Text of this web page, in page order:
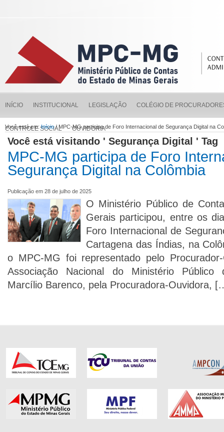
INÍCIO INSTITUCIONAL LEGISLAÇÃO COLÉGIO DE
CONTROLE SOCIAL OUVIDORIA
Você está em:Início/ MPC-MG participa de Foro Internacional de Segurança Digital na
Você está visitando ' Segurança Digital ' Tag
MPC-MG participa de Foro
Segurança Digital na Colômbia
Publicação em 28 de julho de 2025
O Ministério Público de
Gerais participou, entre os
Foro Internacional de
Cartagena das Índias, na
o MPC-MG foi representado pelo
Associação Nacional do Ministério Público
Marcílio Barenco, pela Procuradora-Ouvidora,